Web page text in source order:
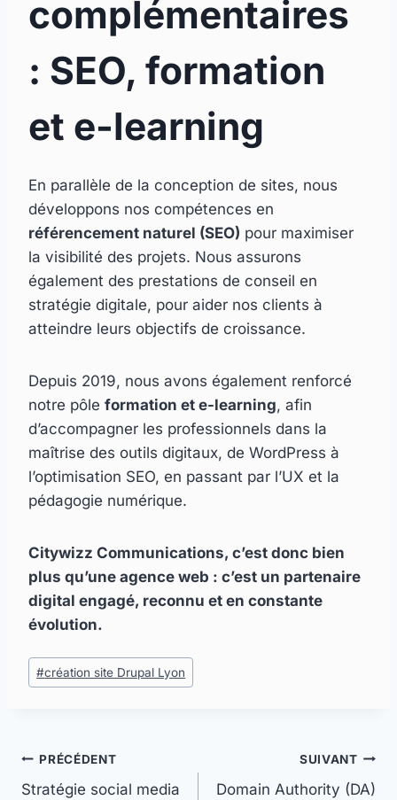
complémentaires
: SEO, formation
et e-learning
En parallèle de la conception de sites, nous
développons nos compétences en
référencement naturel (SEO) pour maximiser
la visibilité des projets. Nous assurons
également des prestations de conseil en
stratégie digitale, pour aider nos clients à
atteindre leurs objectifs de croissance.
Depuis 2019, nous avons également renforcé
notre pôle formation et e-learning, afin
d’accompagner les professionnels dans la
maîtrise des outils digitaux, de WordPress à
l’optimisation SEO, en passant par l’UX et la
pédagogie numérique.
Citywizz Communications, c’est donc bien
plus qu’une agence web : c’est un partenaire
digital engagé, reconnu et en constante
évolution.
Étiquettes
de
#création site Drupal Lyon
Navigation
PRÉCÉDENT
Stratégie social media
SUIVANT
Domain Authority (DA)